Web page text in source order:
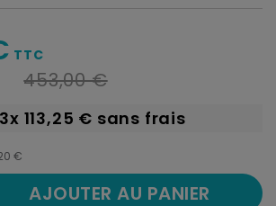
TTC
453,00 €
3x 113,25 € sans frais
€
AJOUTER AU PANIER